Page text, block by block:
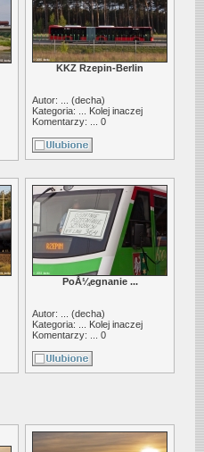
KKZ Rzepin-Berlin
Autor: ... (decha)
Kategoria: ... Kolej inaczej
Komentarzy: ... 0
PoÅ¼egnanie ...
Autor: ... (decha)
Kategoria: ... Kolej inaczej
Komentarzy: ... 0